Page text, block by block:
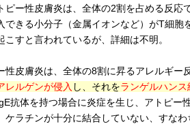
ピー性皮膚炎は、全体の2割を占める反応
できる小分子（金属イオンなど）がT細胞
こすと言われているが、詳細は不明。
性皮膚炎は、全体の8割に昇るアレルギー
レルゲンが侵入 し、それをランゲルハン
抗体を持つ場合に炎症を生じ、アトピー
ケラチンが十分に結合していない、すなわ